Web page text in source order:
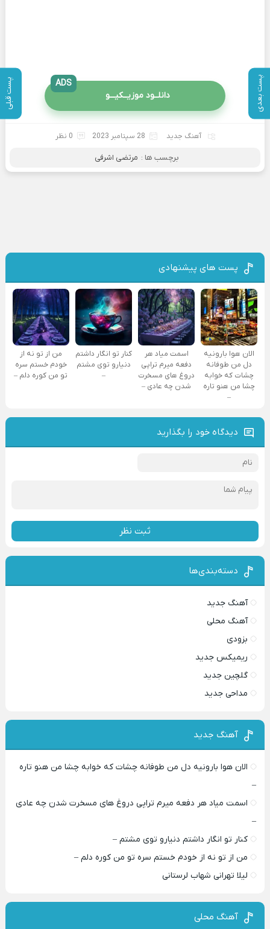
پست بعدی پست قبلی دانلــود موزیــکیـــو
ADS
آهنگ جدید 28 سپتامبر 2023 0 نظر
برچسب ها : مرتضی اشرفی
پست های پیشنهادی
الان هوا بارونیه
دل من طوفانه
چشات که خوابه
چشا من هنو تاره
–
اسمت میاد هر
دفعه میرم تراپی
دروغ‌ های مسخرت
شدن چه عادی –
کنار تو انگار داشتم
دنیارو توی مشتم
–
من از تو نه از
خودم خستم سره
تو من کوره دلم –
دیدگاه خود را بگذارید
ثبت نظر
دسته‌بندی‌ها
آهنگ جدید
آهنگ محلی
بزودی
ریمیکس جدید
گلچین جدید
مداحی جدید
آهنگ جدید
الان هوا بارونیه دل من طوفانه چشات که خوابه چشا من هنو تاره
–
اسمت میاد هر دفعه میرم تراپی دروغ‌ های مسخرت شدن چه عادی
–
کنار تو انگار داشتم دنیارو توی مشتم –
من از تو نه از خودم خستم سره تو من کوره دلم –
لیلا تهرانی شهاب لرستانی
آهنگ محلی